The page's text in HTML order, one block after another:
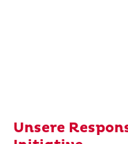
Unsere